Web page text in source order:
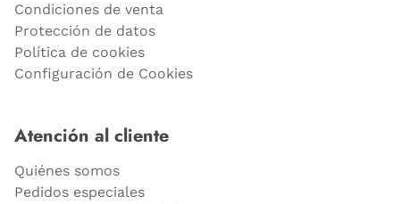
Condiciones de venta
Protección de datos
Política de cookies
Configuración de Cookies
Atención al cliente
Quiénes somos
Pedidos especiales